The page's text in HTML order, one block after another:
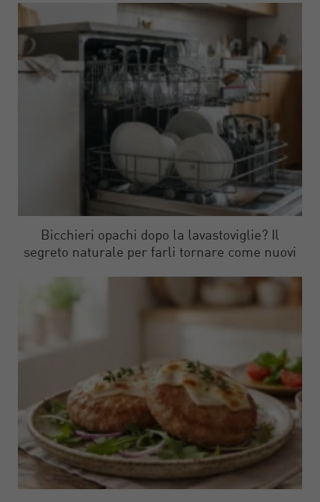
Bicchieri opachi dopo la lavastoviglie? Il
segreto naturale per farli tornare come nuovi